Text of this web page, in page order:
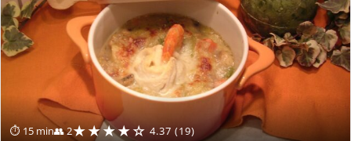
⏱ 15 min👥 2★★★★☆ 4.37 (19)